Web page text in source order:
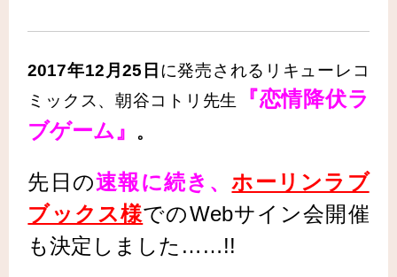
2017年12月25日 に発売されるリキューレコ
ミックス、朝谷コトリ先生
『恋情降伏ラ
ブゲーム』
。
先日の速報に続き、ホーリンラブ
ブックス様でのWebサイン会開催
も決定しました……!!